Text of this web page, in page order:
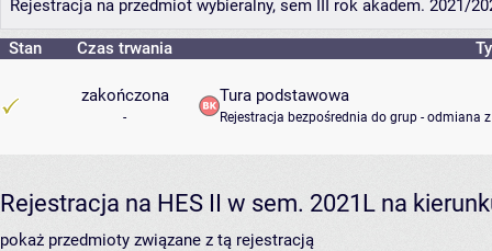
Rejestracja na przedmiot wybieralny, sem III rok akadem. 2021/
Stan Czas trwania
zakończona
-
Tura podstawowa
Rejestracja bezpośrednia do grup - odmiana
Rejestracja na HES II w sem. 2021L na
pokaż przedmioty związane z tą rejestracją